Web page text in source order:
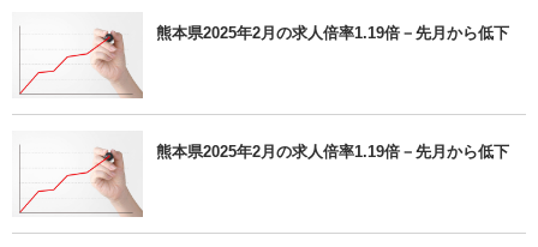
熊本県2025年2月の求人倍率1.19倍－先月から低下
熊本県2025年2月の求人倍率1.19倍－先月から低下